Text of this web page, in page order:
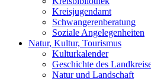
Kreisjugendamt
Schwangerenberatung
Soziale Angelegenheiten
Natur, Kultur, Tourismus
Kulturkalender
Geschichte des
Natur und Landschaft